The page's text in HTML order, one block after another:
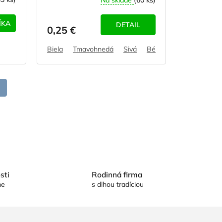
0,25 € DETAIL
Biela Tmavohnedá Sivá Béžová (vanilka)
Rodinná firma
s dlhou tradíciou